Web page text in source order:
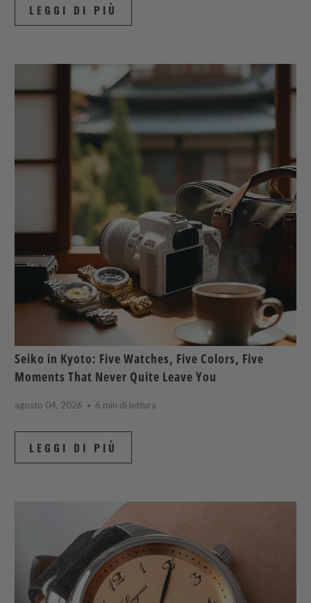
LEGGI DI PIÙ
Seiko in Kyoto: Five Watches, Five Colors, Five
Moments That Never Quite Leave You
agosto 04, 2026 6 min di lettura
LEGGI DI PIÙ